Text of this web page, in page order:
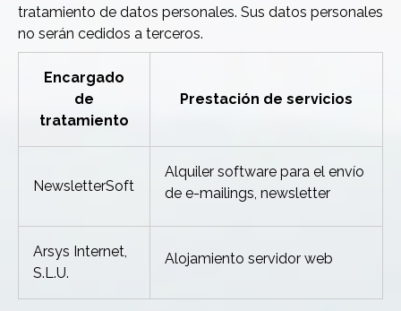
tratamiento de datos personales. Sus datos personales
no serán cedidos a terceros.
Encargado
de
tratamiento
Prestación de servicios
NewsletterSoft
Alquiler software para el envío
de e-mailings, newsletter
Arsys Internet,
S.L.U.
Alojamiento servidor web